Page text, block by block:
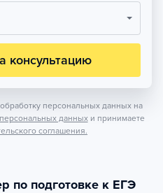
консультацию
персональных данных на
данных и принимаете
соглашения.
по подготовке к ЕГЭ